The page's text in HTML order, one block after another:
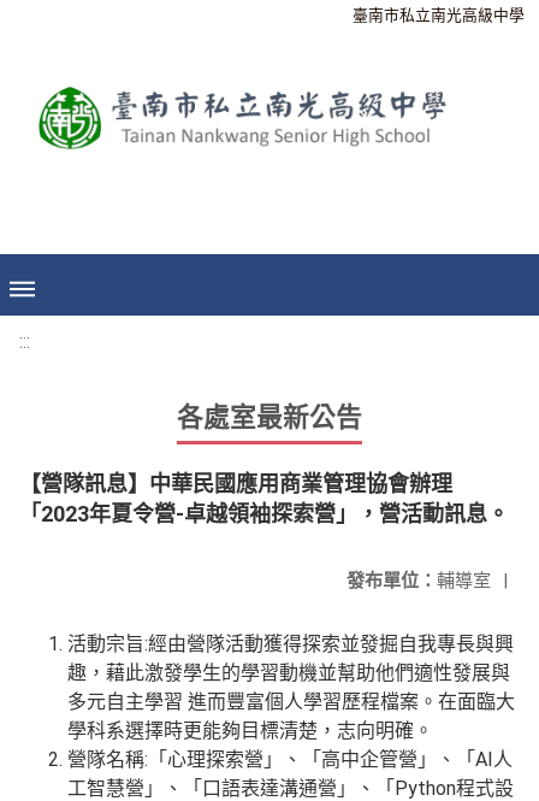
臺南市私立南光高級中學
:::
各處室最新公告
【營隊訊息】中華民國應用商業管理協會辦理
「2023年夏令營-卓越領袖探索營」，營活動訊息。
發布單位： 輔導室 |
活動宗旨:經由營隊活動獲得探索並發掘自我專長與興
趣，藉此激發學生的學習動機並幫助他們適性發展與
多元自主學習 進而豐富個人學習歷程檔案。在面臨大
學科系選擇時更能夠目標清楚，志向明確。
營隊名稱:「心理探索營」、「高中企管營」、「AI人
工智慧營」、「口語表達溝通營」、「Python程式設